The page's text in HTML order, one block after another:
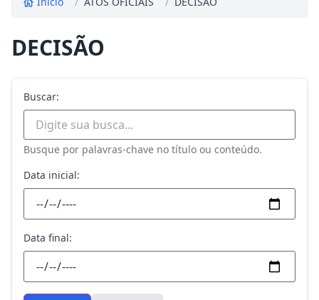
DECISÃO
Buscar:
Busque por palavras-chave no título ou conteúdo.
Data inicial:
Data final: